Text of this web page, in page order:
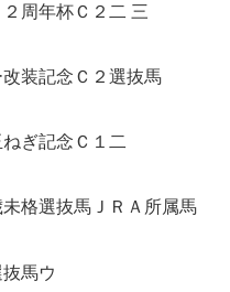
周年杯Ｃ２二 三
装記念Ｃ２選抜馬
ぎ記念Ｃ１二
格選抜馬ＪＲＡ所属馬
馬ウ